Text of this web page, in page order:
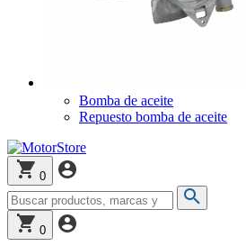
Bomba de aceite
Repuesto bomba de aceite
0
0